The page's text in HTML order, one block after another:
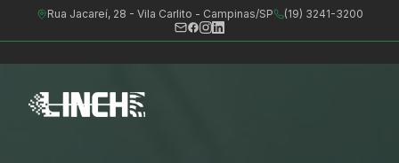
Rua Jacareí, 28 - Vila Carlito - Campinas/SP (19) 3241-3200